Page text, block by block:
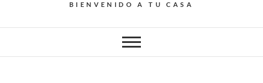
BIENVENIDO A TU CASA